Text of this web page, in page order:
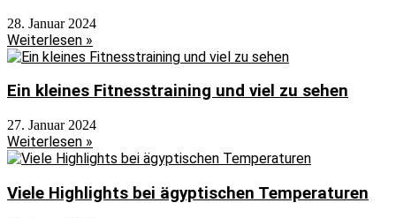
28. Januar 2024
Weiterlesen »
Ein kleines Fitnesstraining und viel zu sehen
27. Januar 2024
Weiterlesen »
Viele Highlights bei ägyptischen Temperaturen